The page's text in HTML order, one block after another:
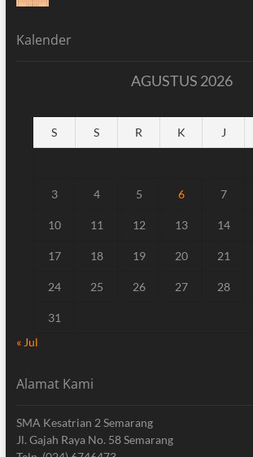
Kalender
AGUSTUS 2026
S S R K J
3 4 5 6 7
10 11 12 13 14
17 18 19 20 21
24 25 26 27 28
31
« Jul
Alamat Kami
SMA Kesatrian 2 Semarang
Jl. Gajah Raya No. 58 Semarang